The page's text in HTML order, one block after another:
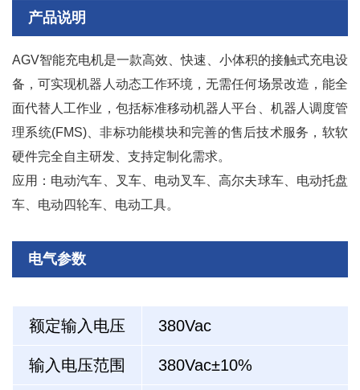
产品说明
AGV智能充电机是一款高效、快速、小体积的接触式充电设
备，可实现机器人动态工作环境，无需任何场景改造，能全
面代替人工作业，包括标准移动机器人平台、机器人调度管
理系统(FMS)、非标功能模块和完善的售后技术服务，软软
硬件完全自主研发、支持定制化需求。
应用：电动汽车、叉车、电动叉车、高尔夫球车、电动托盘
车、电动四轮车、电动工具。
电气参数
额定输入电压 380Vac
输入电压范围 380Vac±10%